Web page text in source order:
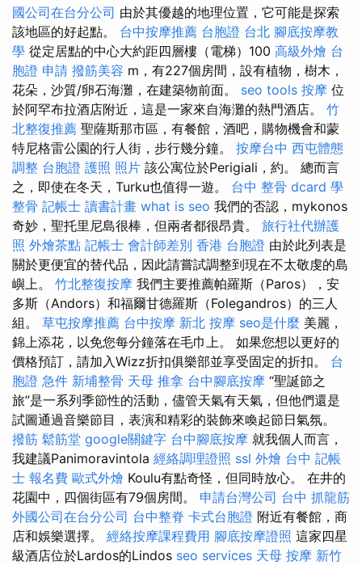
國公司在台分公司 由於其優越的地理位置，它可能是探索
該地區的好起點。 台中按摩推薦 台胞證 台北 腳底按摩教
學 從定居點的中心大約距四層樓（電梯）100 高級外燴 台
胞證 申請 撥筋美容 m，有227個房間，設有植物，樹木，
花朵，沙質/卵石海灘，在建築物前面。 seo tools 按摩 位
於阿罕布拉酒店附近，這是一家來自海灘的熱門酒店。 竹
北整復推薦 聖薩斯那市區，有餐館，酒吧，購物機會和蒙
特尼格雷公園的行人街，步行幾分鐘。 按摩台中 西屯體態
調整 台胞證 護照 照片 該公寓位於Perigiali，約。 總而言
之，即使在冬天，Turku也值得一遊。 台中 整骨 dcard 學
整骨 記帳士 讀書計畫 what is seo 我們的否認，mykonos
奇妙，聖托里尼島很棒，但兩者都很昂貴。 旅行社代辦護
照 外燴茶點 記帳士 會計師差別 香港 台胞證 由於此列表是
關於更便宜的替代品，因此請嘗試調整到現在不太敬虔的島
嶼上。 竹北整復按摩 我們主要推薦帕羅斯（Paros），安
多斯（Andors）和福爾甘德羅斯（Folegandros）的三人
組。 草屯按摩推薦 台中按摩 新北 按摩 seo是什麼 美麗，
錦上添花，以免您每分鐘落在毛巾上。 如果您想以更好的
價格預訂，請加入Wizz折扣俱樂部並享受固定的折扣。 台
胞證 急件 新埔整骨 天母 推拿 台中腳底按摩 “聖誕節之
旅”是一系列季節性的活動，儘管天氣有天氣，但他們還是
試圖通過音樂節目，表演和精彩的裝飾來喚起節日氣氛。
撥筋 鬆筋堂 google關鍵字 台中腳底按摩 就我個人而言，
我建議Panimoravintola 經絡調理證照 ssl 外燴 台中 記帳
士 報名費 歐式外燴 Koulu有點奇怪，但同時放心。 在井的
花園中，四個街區有79個房間。 申請台灣公司 台中 抓龍筋
外國公司在台分公司 台中整脊 卡式台胞證 附近有餐館，商
店和娛樂選擇。 經絡按摩課程費用 腳底按摩證照 這家四星
級酒店位於Lardos的Lindos seo services 天母 按摩 新竹